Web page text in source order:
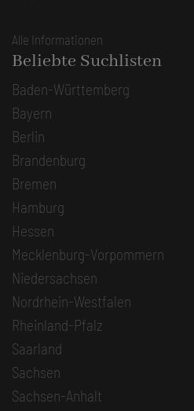
Alle Informationen
Beliebte Suchlisten
Baden-Württemberg
Bayern
Berlin
Brandenburg
Bremen
Hamburg
Hessen
Mecklenburg-Vorpommern
Niedersachsen
Nordrhein-Westfalen
Rheinland-Pfalz
Saarland
Sachsen
Sachsen-Anhalt